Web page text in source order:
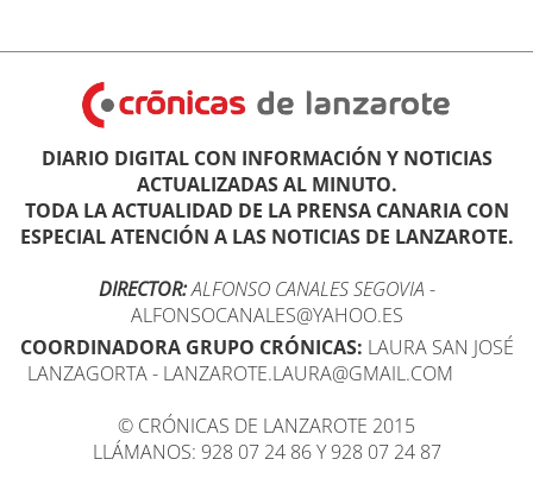
DIARIO DIGITAL CON INFORMACIÓN Y NOTICIAS
ACTUALIZADAS AL MINUTO.
TODA LA ACTUALIDAD DE LA PRENSA CANARIA CON
ESPECIAL ATENCIÓN A LAS NOTICIAS DE LANZAROTE.
DIRECTOR:ALFONSO CANALES SEGOVIA -
ALFONSOCANALES@YAHOO.ES
COORDINADORA GRUPO CRÓNICAS: LAURA SAN JOSÉ
LANZAGORTA - LANZAROTE.LAURA@GMAIL.COM
© CRÓNICAS DE LANZAROTE 2015
LLÁMANOS: 928 07 24 86 Y 928 07 24 87